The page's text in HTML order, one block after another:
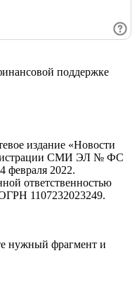
поддержке
издание «Новости
СМИ ЭЛ № ФС
февраля 2022.
ответственностью
1107232023249.
нужный фрагмент и